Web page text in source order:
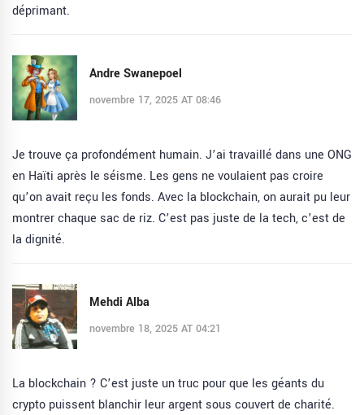
déprimant.
Andre Swanepoel
novembre 17, 2025 AT 08:46
Je trouve ça profondément humain. J’ai travaillé dans une ONG
en Haïti après le séisme. Les gens ne voulaient pas croire
qu’on avait reçu les fonds. Avec la blockchain, on aurait pu leur
montrer chaque sac de riz. C’est pas juste de la tech, c’est de
la dignité.
Mehdi Alba
novembre 18, 2025 AT 04:21
La blockchain ? C’est juste un truc pour que les géants du
crypto puissent blanchir leur argent sous couvert de charité.